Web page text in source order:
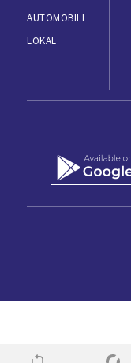
AUTOMOBILI
LOKAL